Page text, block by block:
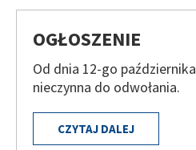
OGŁOSZENIE
Od dnia 12-go
nieczynna do odwołania.
CZYTAJ DALEJ